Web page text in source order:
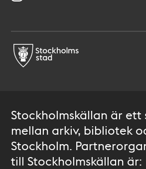
Stockholmskällan är ett
mellan arkiv, bibliotek
Stockholm.
till Stockholmskällan är: